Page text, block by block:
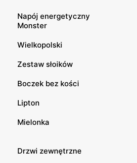
Napój energetyczny
Monster
Wielkopolski
Zestaw słoików
Boczek bez kości
Lipton
Mielonka
Drzwi zewnętrzne